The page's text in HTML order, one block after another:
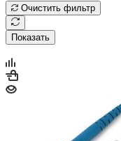
Очистить фильтр
Показать